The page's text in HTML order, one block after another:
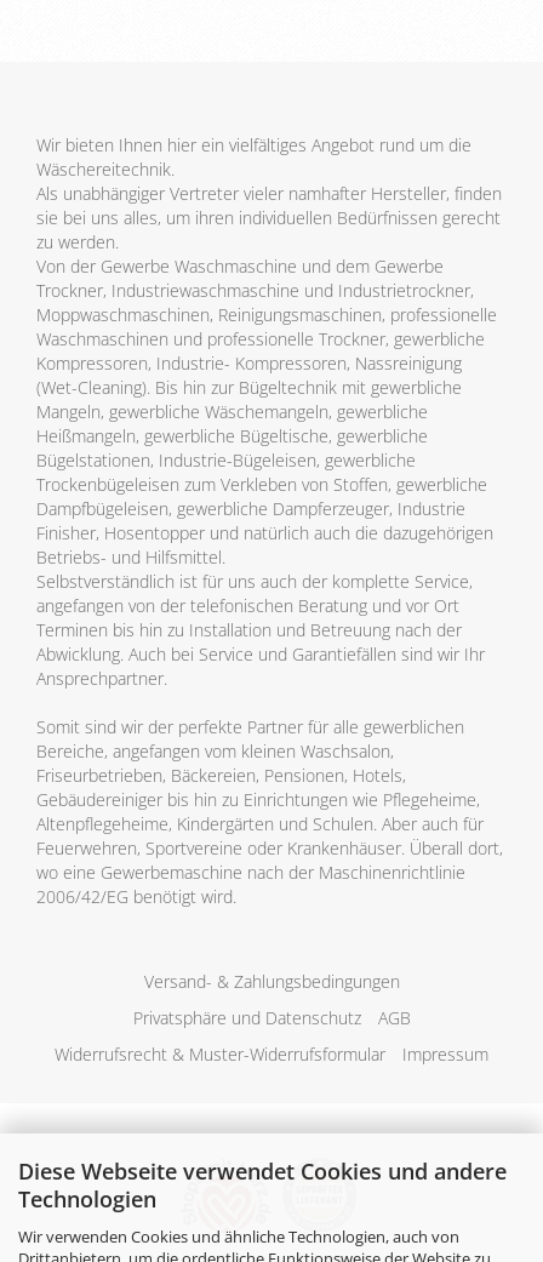
Diese Webseite verwendet Cookies und andere
Technologien
Wir verwenden Cookies und ähnliche Technologien, auch von
Wir bieten Ihnen hier ein vielfältiges Angebot rund um die
Wäschereitechnik.
Als unabhängiger Vertreter vieler namhafter Hersteller, finden
sie bei uns alles, um ihren individuellen Bedürfnissen gerecht
zu werden.
Von der Gewerbe Waschmaschine und dem Gewerbe
Trockner, Industriewaschmaschine und Industrietrockner,
Moppwaschmaschinen, Reinigungsmaschinen, professionelle
Waschmaschinen und professionelle Trockner, gewerbliche
Kompressoren, Industrie- Kompressoren, Nassreinigung
(Wet-Cleaning). Bis hin zur Bügeltechnik mit gewerbliche
Mangeln, gewerbliche Wäschemangeln, gewerbliche
Heißmangeln, gewerbliche Bügeltische, gewerbliche
Bügelstationen, Industrie-Bügeleisen, gewerbliche
Trockenbügeleisen zum Verkleben von Stoffen, gewerbliche
Dampfbügeleisen, gewerbliche Dampferzeuger, Industrie
Finisher, Hosentopper und natürlich auch die dazugehörigen
Betriebs- und Hilfsmittel.
Selbstverständlich ist für uns auch der komplette Service,
angefangen von der telefonischen Beratung und vor Ort
Terminen bis hin zu Installation und Betreuung nach der
Abwicklung. Auch bei Service und Garantiefällen sind wir Ihr
Ansprechpartner.
Somit sind wir der perfekte Partner für alle gewerblichen
Bereiche, angefangen vom kleinen Waschsalon,
Friseurbetrieben, Bäckereien, Pensionen, Hotels,
Gebäudereiniger bis hin zu Einrichtungen wie Pflegeheime,
Altenpflegeheime, Kindergärten und Schulen. Aber auch für
Feuerwehren, Sportvereine oder Krankenhäuser. Überall dort,
wo eine Gewerbemaschine nach der Maschinenrichtlinie
2006/42/EG benötigt wird.
Versand- & Zahlungsbedingungen
Privatsphäre und Datenschutz
AGB
Widerrufsrecht & Muster-Widerrufsformular
Impressum